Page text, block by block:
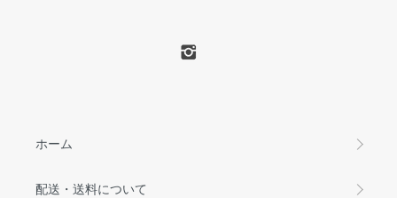
ホーム
配送・送料について